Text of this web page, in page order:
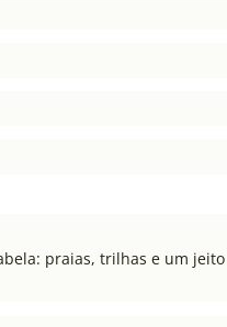
praias, trilhas e um